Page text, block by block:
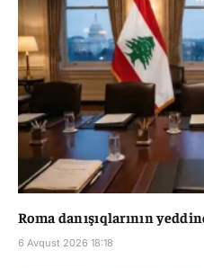
Roma danışıqlarının
6 Avqust 2026 18:18